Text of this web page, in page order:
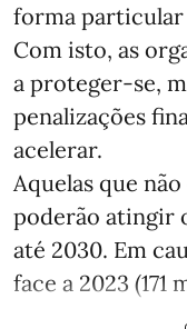
forma
Com isto, as
a proteger-se,
penalizações
acelerar.
Aquelas que
poderão atingir
até 2030. Em
face a 2023 (171